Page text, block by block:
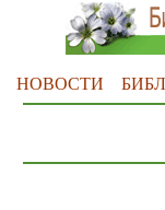
НОВОСТИ